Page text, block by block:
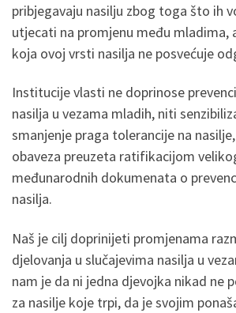
pribjegavaju nasilju zbog toga što ih
utjecati na promjenu među mladima,
koja ovoj vrsti nasilja ne posvećuje
Institucije vlasti ne doprinose
nasilja u vezama mladih, niti
smanjenje praga tolerancije na
obaveza preuzeta ratifikacijom
međunarodnih dokumenata o
nasilja.
Naš je cilj doprinijeti promjenama
djelovanja u slučajevima nasilja u
nam je da ni jedna djevojka nikad ne
za nasilje koje trpi, da je svojim